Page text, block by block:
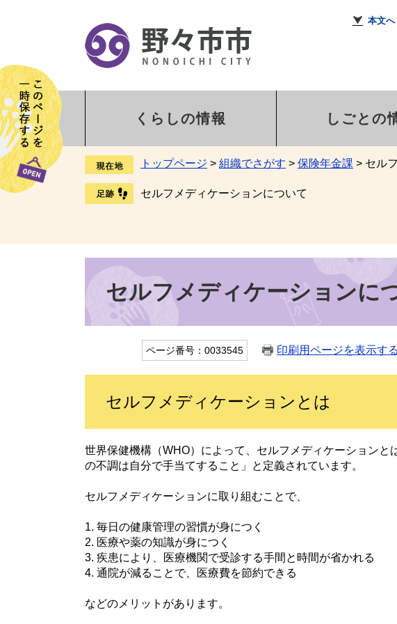
本文へ
くらしの情報 しごとの
トップページ > 組織でさがす > 保険年金課 > セル
セルフメディケーションについて
セルフメディケーションに
ページ番号：0033545 印刷用ページを表示する
セルフメディケーションとは
世界保健機構（WHO）によって、セルフメディケーション
の不調は自分で手当てすること」と定義されています。
セルフメディケーションに取り組むことで、
1. 毎日の健康管理の習慣が身につく
2. 医療や薬の知識が身につく
3. 疾患により、医療機関で受診する手間と時間が省かれる
4. 通院が減ることで、医療費を節約できる
などのメリットがあります。